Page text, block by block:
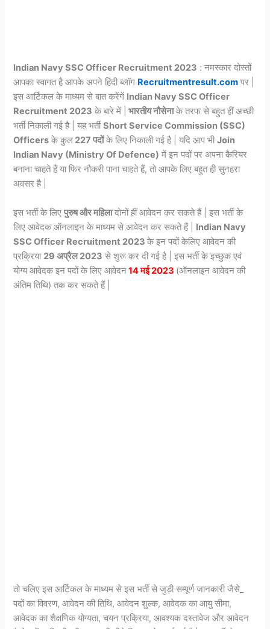
Indian Navy SSC Officer Recruitment 2023 : नमस्कार दोस्तों
आपका स्वागत है आपके अपने हिंदी ब्लॉग Recruitmentresult.com पर |
इस आर्टिकल के माध्यम से बात करेंगें Indian Navy SSC Officer
Recruitment 2023 के बारे में | भारतीय नौसेनाके तरफ से बहुत हीं अच्छी
भर्ती निकाली गई है | यह भर्तीShort Service Commission (SSC)
Officers के कुल 227 पदोंके लिए निकाली गई है | यदि आप भीJoin
Indian Navy (Ministry Of Defence) में इन पदों पर अपना कैरियर
बनाना चाहते हैं या फिर नौकरी पाना चाहते हैं, तो आपके लिए बहुत ही सुनहरा
अवसर है |
इस भर्ती के लिएपुरुष और महिलादोनों हीं आवेदन कर सकते हैं | इस भर्ती के
लिए आवेदक ऑनलाइन के माध्यम से आवेदन कर सकते हैं | Indian Navy
SSC Officer Recruitment 2023के इन पदों केलिए आवेदन की
प्रक्रिया 29 अप्रैल 2023 से शुरू कर दी गई है | इस भर्ती के इच्छुक एवं
योग्य आवेदक इन पदों के लिए आवेदन14 मई 2023 (ऑनलाइन आवेदन की
अंतिम तिथि) तक कर सकते हैं |
तो चलिए इस आर्टिकल के माध्यम से इस भर्ती से जुड़ी सम्पूर्ण जानकारी जैसे_
पदों का विवरण, आवेदन की तिथि, आवेदन शुल्क, आवेदक का आयु सीमा,
आवेदक का शैक्षणिक योग्यता, चयन प्रक्रिया, आवश्यक दस्तावेज और आवेदन